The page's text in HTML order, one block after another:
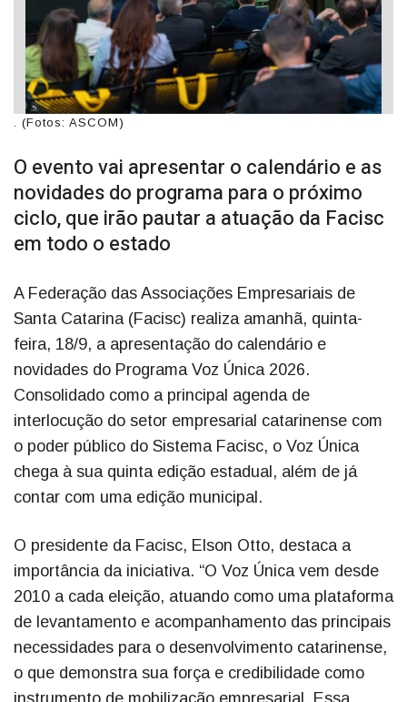
. (Fotos: ASCOM)
O evento vai apresentar o calendário e as
novidades do programa para o próximo
ciclo, que irão pautar a atuação da Facisc
em todo o estado
A Federação das Associações Empresariais de
Santa Catarina (Facisc) realiza amanhã, quinta-
feira, 18/9, a apresentação do calendário e
novidades do Programa Voz Única 2026.
Consolidado como a principal agenda de
interlocução do setor empresarial catarinense com
o poder público do Sistema Facisc, o Voz Única
chega à sua quinta edição estadual, além de já
contar com uma edição municipal.
O presidente da Facisc, Elson Otto, destaca a
importância da iniciativa. “O Voz Única vem desde
2010 a cada eleição, atuando como uma plataforma
de levantamento e acompanhamento das principais
necessidades para o desenvolvimento catarinense,
o que demonstra sua força e credibilidade como
instrumento de mobilização empresarial. Essa